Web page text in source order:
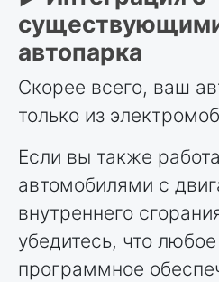
автопарка
Скорее всего, ваш
только из
Если вы также
автомобилями с
внутреннего
убедитесь, что
программное